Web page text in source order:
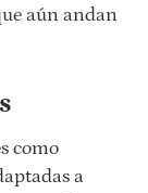
aún andan
como
a